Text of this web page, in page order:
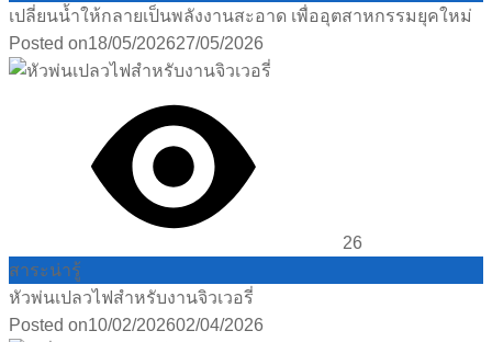
เปลี่ยนน้ำให้กลายเป็นพลังงานสะอาด เพื่ออุตสาหกรรมยุคใหม่
Posted on18/05/202627/05/2026
26
สาระน่ารู้
หัวพ่นเปลวไฟสำหรับงานจิวเวอรี่
Posted on10/02/202602/04/2026